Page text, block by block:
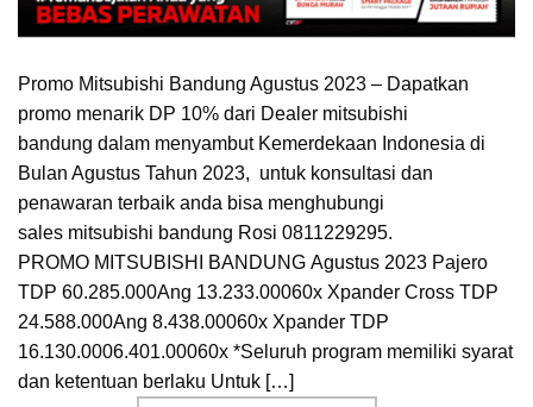
Promo Mitsubishi Bandung Agustus 2023 – Dapatkan
promo menarik DP 10% dari Dealer mitsubishi
bandung dalam menyambut Kemerdekaan Indonesia di
Bulan Agustus Tahun 2023, untuk konsultasi dan
penawaran terbaik anda bisa menghubungi
sales mitsubishi bandung Rosi 0811229295.
PROMO MITSUBISHI BANDUNG Agustus 2023 Pajero
TDP 60.285.000Ang 13.233.00060x Xpander Cross TDP
24.588.000Ang 8.438.00060x Xpander TDP
16.130.0006.401.00060x *Seluruh program memiliki syarat
dan ketentuan berlaku Untuk […]